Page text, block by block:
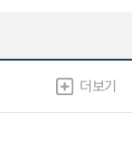
더보기